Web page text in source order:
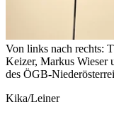
Von links nach rechts:
Keizer, Markus Wieser
des ÖGB-
Kika/Leiner